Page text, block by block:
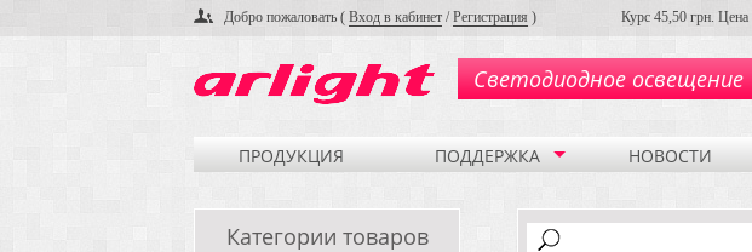
Добро пожаловать ( Вход в кабинет /Регистрация ) Курс 45,50 грн.
Светодиодное освещение
ПРОДУКЦИЯ ПОДДЕРЖКА НОВОСТИ
Категории товаров